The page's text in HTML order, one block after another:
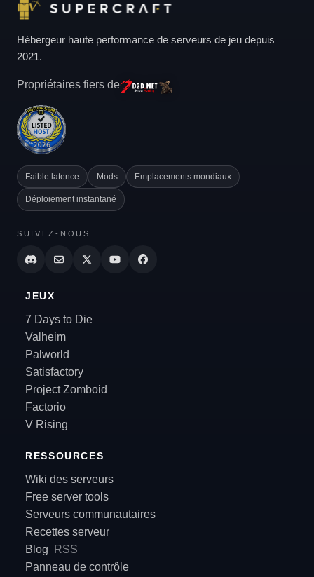
Hébergeur haute performance de serveurs de jeu depuis
2021.
Propriétaires fiers de
Faible latence Mods Emplacements mondiaux
Déploiement instantané
SUIVEZ-NOUS
JEUX
7 Days to Die
Valheim
Palworld
Satisfactory
Project Zomboid
Factorio
V Rising
RESSOURCES
Wiki des serveurs
Free server tools
Serveurs communautaires
Recettes serveur
Blog
RSS
Panneau de contrôle